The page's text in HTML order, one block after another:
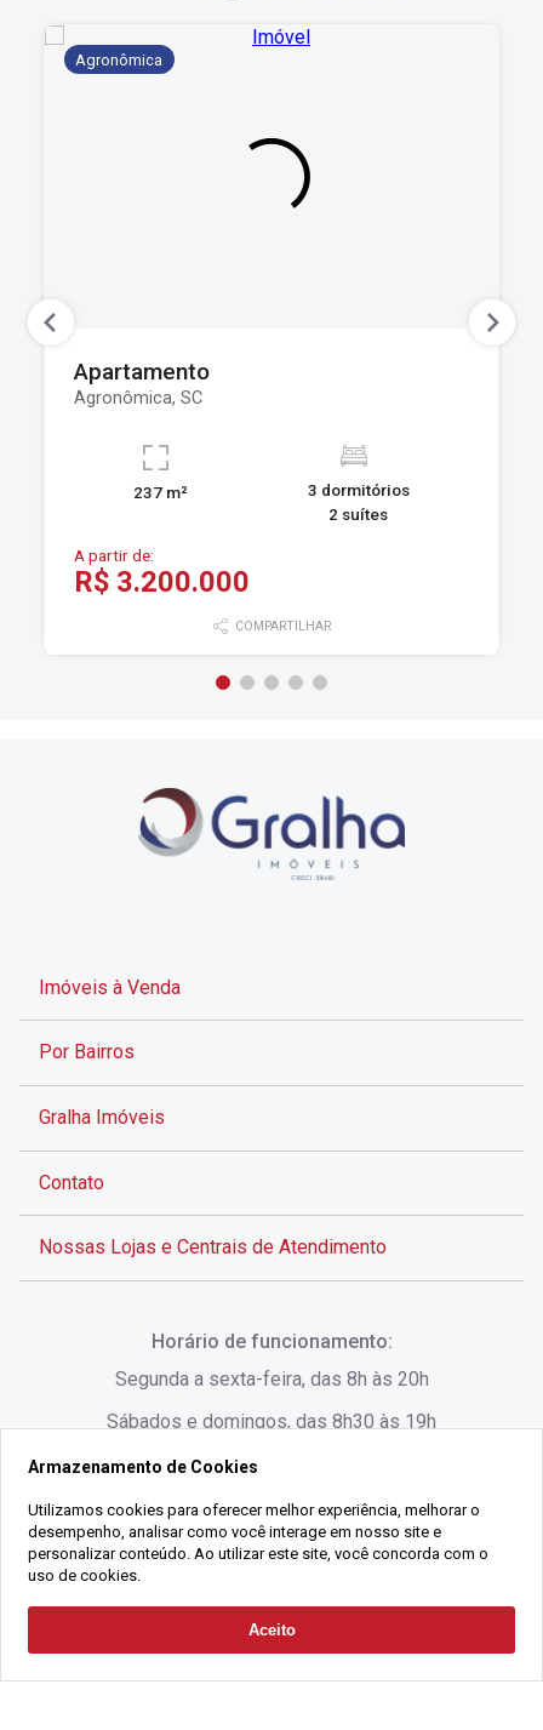
Solicitar Contato
Agronômica
Apartamento
Agronômica, SC
237 m²
3 dormitórios
2 suítes
A partir de:
R$ 3.200.000
COMPARTILHAR
Imóveis à Venda
Por Bairros
Gralha Imóveis
Contato
Nossas Lojas e Centrais de Atendimento
Rua Lauro Linhares, 1080 - Trindade, Florianópolis -
SC
(48) 3220-1045
Alameda César Nascimento, 549, Salas 1, 2 e 3 -
Jurerê, - Florianópolis - SC
Horário de funcionamento:
Segunda a sexta-feira, das 8h às 20h
Sábados e domingos, das 8h30 às 19h
2021 Copyright - Gralha Imóveis CRECI 008060/O - Todos os direitos
CNPJ:18.091.083/0001-37
Armazenamento de Cookies
Utilizamos cookies para oferecer melhor experiência, melhorar o
desempenho, analisar como você interage em nosso site e
personalizar conteúdo. Ao utilizar este site, você concorda com o
uso de cookies.
Aceito